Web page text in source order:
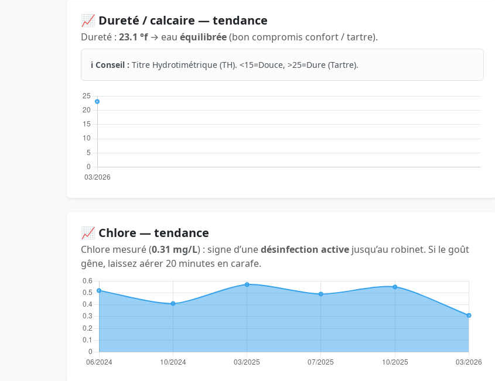
📈 Dureté / calcaire — tendance
Dureté : 23.1 °f→ eau équilibrée(bon compromis confort / tartre).
ℹ️ Conseil : Titre Hydrotimétrique (TH). <15=Douce, >25=Dure (Tartre).
📈 Chlore — tendance
Chlore mesuré (0.31 mg/L) : signe d’unedésinfection active jusqu’au robinet. Si le goût
gêne, laissez aérer 20 minutes en carafe.